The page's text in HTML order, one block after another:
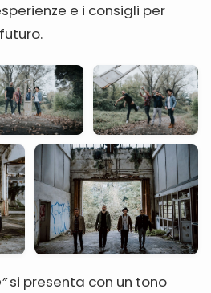
e i consigli per
si presenta con un tono